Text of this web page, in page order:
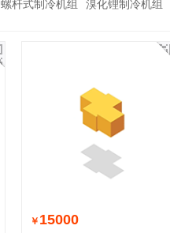
螺杆式制冷机组 溴化锂制冷机组
￥ 15000